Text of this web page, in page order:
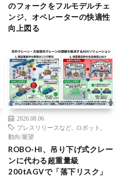
のフォークをフルモデルチェ
ンジ、オペレーターの快適性
向上図る
2026.08.06
プレスリリースなど
ロボット
動向/展望
ROBO-HI、吊り下げ式クレー
ンに代わる超重量級
200tAGVで「落下リスク」